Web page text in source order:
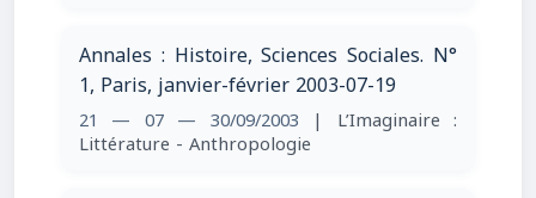
Annales : Histoire, Sciences Sociales. N°
1, Paris, janvier-février 2003-07-19
21 — 07 — 30/09/2003 | L’Imaginaire :
Littérature - Anthropologie